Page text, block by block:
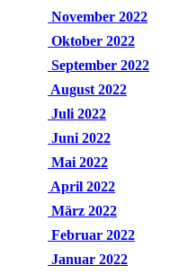
November 2022
Oktober 2022
September 2022
August 2022
Juli 2022
Juni 2022
Mai 2022
April 2022
März 2022
Februar 2022
Januar 2022